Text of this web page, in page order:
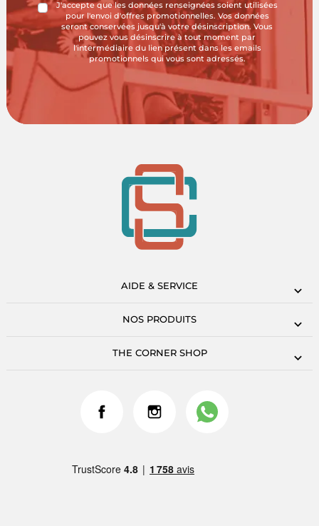
J'accepte que les données renseignées soient utilisées
pour l'envoi d'offres promotionnelles. Vos données
seront conservées jusqu'à votre désinscription. Vous
pouvez vous désinscrire à tout moment par
l'intermédiaire du lien présent dans les emails
promotionnels qui vous sont adressés.
AIDE & SERVICE
NOS PRODUITS
THE CORNER SHOP